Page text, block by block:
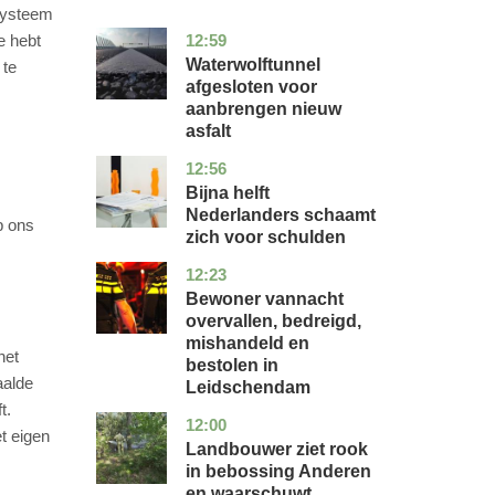
hebt
te
ons
eigen
12:59
noord-
holland
nieuws
Waterwolftunnel
afgesloten voor
aanbrengen nieuw
asfalt
12:56
noord-
holland
economie
Bijna helft
Nederlanders schaamt
zich voor schulden
12:23
zuid-
holland
nieuws
Bewoner vannacht
overvallen, bedreigd,
mishandeld en
bestolen in
Leidschendam
12:00
drenthe
nieuws
Landbouwer ziet rook
in bebossing Anderen